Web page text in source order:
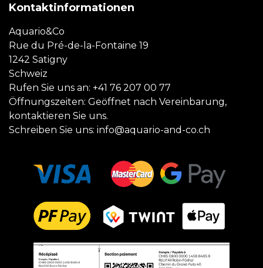
Kontaktinformationen
Aquario&Co
Rue du Pré-de-la-Fontaine 19
1242 Satigny
Schweiz
Rufen Sie uns an: +41 76 207 00 77
Öffnungszeiten: Geöffnet nach Vereinbarung,
kontaktieren Sie uns.
Schreiben Sie uns: info@aquario-and-co.ch